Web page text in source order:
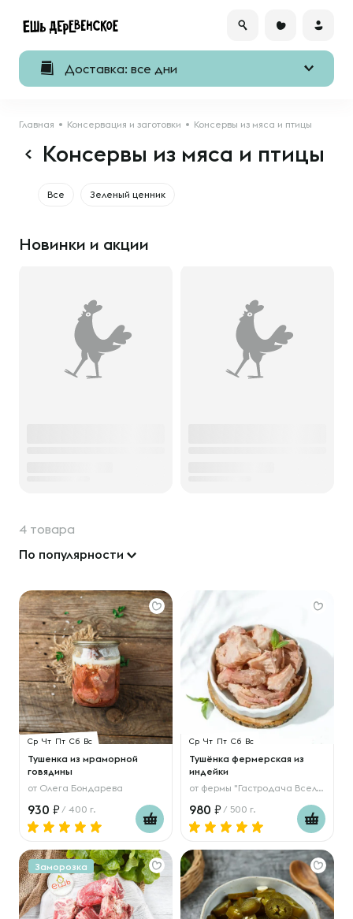
Доставка: все дни
Главная Консервация и заготовки Консервы из мяса и птицы
Консервы из мяса и птицы
Все Зеленый ценник
Новинки и акции
4 товара
По популярности
Ср Чт Пт Сб Вс
Тушенка из мраморной
говядины
от Олега Бондарева
930 / 400 г.
Ср Чт Пт Сб Вс
Тушёнка фермерская из
индейки
от фермы "Гастродача Вселуг"
980 / 500 г.
Заморозка